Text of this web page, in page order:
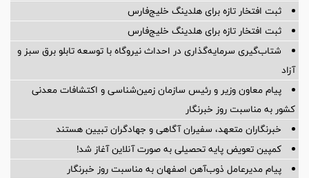
ثبت افتخار تازه برای هلدینگ خلیج‌فارس
ثبت افتخار تازه برای هلدینگ خلیج‌فارس
شتاب‌گیری سرمایه‌گذاری در احداث نیروگاه با توسعه تابلو برق سبز و
آزاد
پیام معاون وزیر و رئیس سازمان زمین‌شناسی و اکتشافات معدنی
کشور به مناسبت روز خبرنگار
خبرنگاران متعهد، سفیران آگاهی و جهادگران تبیین هستند
کمپین تعویض پایه تحصیلی به صورت آنلاین آغاز شد!
پیام مدیرعامل ذوب‌آهن اصفهان به مناسبت روز خبرنگار